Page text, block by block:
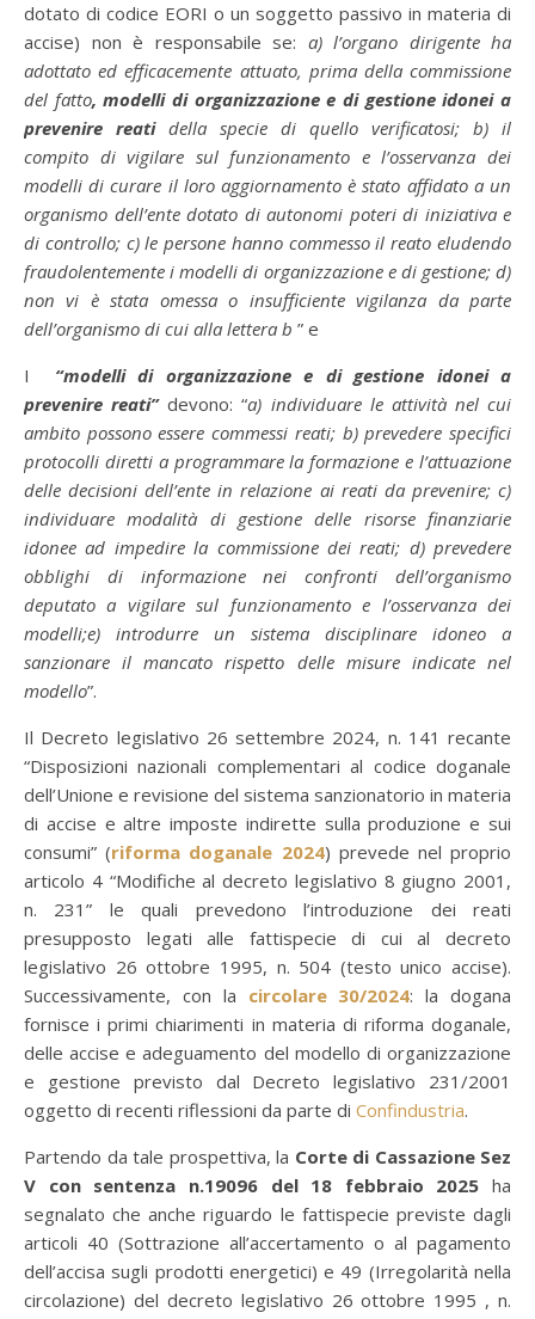
dotato di codice EORI o un soggetto passivo in materia di
accise) non è responsabile se: a) l’organo dirigente ha
adottato ed efficacemente attuato, prima della commissione
del fatto, modelli di organizzazione e di gestione idonei a
prevenire reati della specie di quello verificatosi; b) il
compito di vigilare sul funzionamento e l’osservanza dei
modelli di curare il loro aggiornamento è stato affidato a un
organismo dell’ente dotato di autonomi poteri di iniziativa e
di controllo; c) le persone hanno commesso il reato eludendo
fraudolentemente i modelli di organizzazione e di gestione; d)
non vi è stata omessa o insufficiente vigilanza da parte
dell’organismo di cui alla lettera b ” e
I
“modelli di organizzazione e di gestione idonei a
prevenire reati”devono: “a) individuare le attività nel cui
ambito possono essere commessi reati; b) prevedere specifici
protocolli diretti a programmare la formazione e l’attuazione
delle decisioni dell’ente in relazione ai reati da prevenire; c)
individuare modalità di gestione delle risorse finanziarie
idonee ad impedire la commissione dei reati; d) prevedere
obblighi di informazione nei confronti dell’organismo
deputato a vigilare sul funzionamento e l’osservanza dei
modelli;e) introdurre un sistema disciplinare idoneo a
sanzionare il mancato rispetto delle misure indicate nel
modello”.
Il Decreto legislativo 26 settembre 2024, n. 141 recante
“Disposizioni nazionali complementari al codice doganale
dell’Unione e revisione del sistema sanzionatorio in materia
di accise e altre imposte indirette sulla produzione e sui
consumi” (riforma doganale 2024) prevede nel proprio
articolo 4 “Modifiche al decreto legislativo 8 giugno 2001,
n. 231” le quali prevedono l’introduzione dei reati
presupposto legati alle fattispecie di cui al decreto
legislativo 26 ottobre 1995, n. 504 (testo unico accise).
Successivamente, con la circolare 30/2024: la dogana
fornisce i primi chiarimenti in materia di riforma doganale,
delle accise e adeguamento del modello di organizzazione
e gestione previsto dal Decreto legislativo 231/2001
oggetto di recenti riflessioni da parte di Confindustria.
Partendo da tale prospettiva, la Corte di Cassazione Sez
V con sentenza n.19096 del 18 febbraio 2025 ha
segnalato che anche riguardo le fattispecie previste dagli
articoli 40 (Sottrazione all’accertamento o al pagamento
dell’accisa sugli prodotti energetici) e 49 (Irregolarità nella
circolazione) del decreto legislativo 26 ottobre 1995 , n.